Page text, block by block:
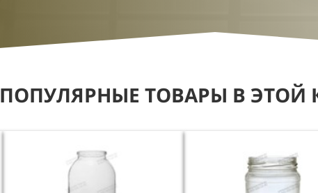
ПОПУЛЯРНЫЕ ТОВАРЫ В ЭТОЙ